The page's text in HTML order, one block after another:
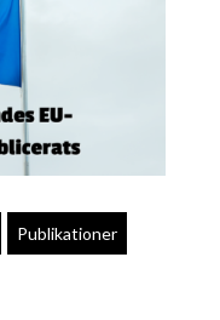
Publikationer